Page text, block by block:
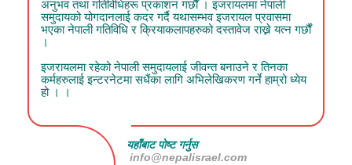
अनुभव तथा गतिविधिहरू प्रकाशन गर्छौं । इजरायलमा नेपाली
समुदायको योगदानलाई कदर गर्दै यथासम्भव इजरायल प्रवासमा
भएका नेपाली गतिविधि र क्रियाकलापहरुको दस्तावेज राख्ने यत्न गर्छौं
।
इजरायलमा रहेको नेपाली समुदायलाई जीवन्त बनाउने र तिनका
कर्महरुलाई इन्टरनेटमा सधैंका लागि अभिलेखिकरण गर्ने हाम्रो ध्येय
हो । ।
यहाँबाट पोष्ट गर्नुस
info@nepalisrael.com